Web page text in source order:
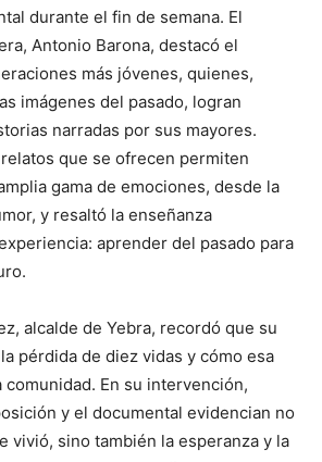
durante el fin de semana. El
Antonio Barona, destacó el
más jóvenes, quienes,
imágenes del pasado, logran
narradas por sus mayores.
que se ofrecen permiten
gama de emociones, desde la
y resaltó la enseñanza
aprender del pasado para
alcalde de Yebra, recordó que su
pérdida de diez vidas y cómo esa
comunidad. En su intervención,
y el documental evidencian no
vivió, sino también la esperanza y la